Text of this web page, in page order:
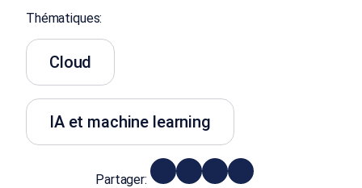
Thématiques:
Cloud
IA et machine learning
Partager: